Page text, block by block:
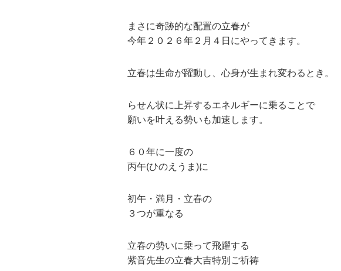
まさに奇跡的な配置の立春が
今年２０２６年２月４日にやってきます。
立春は生命が躍動し、心身が生まれ変わるとき。
らせん状に上昇するエネルギーに乗ることで
願いを叶える勢いも加速します。
６０年に一度の
丙午(ひのえうま)に
初午・満月・立春の
３つが重なる
立春の勢いに乗って飛躍する
紫音先生の立春大吉特別ご祈祷